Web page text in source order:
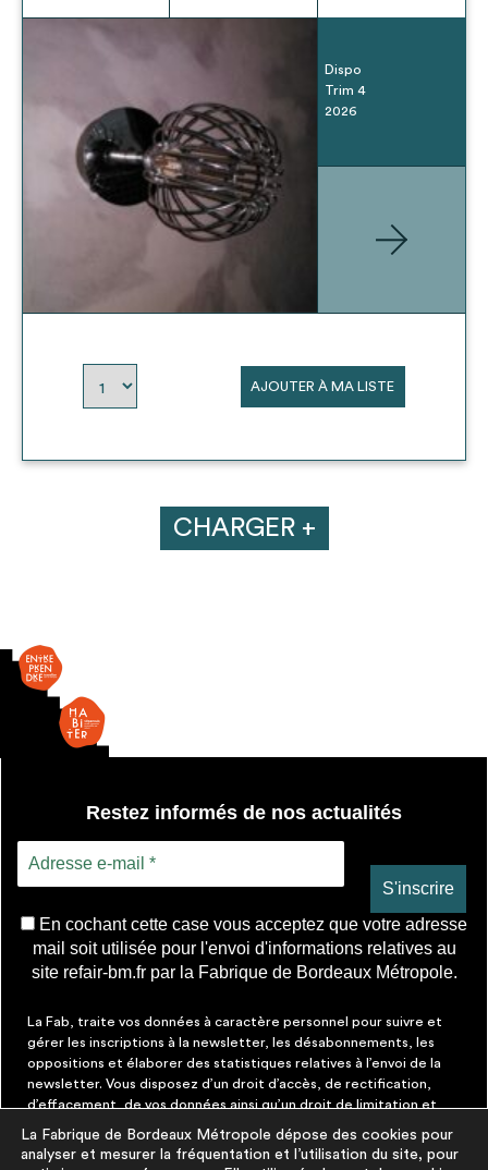
Dispo
Trim 4
2026
AJOUTER À MA LISTE
CHARGER +
Restez informés de nos actualités
En cochant cette case vous acceptez que votre adresse
mail soit utilisée pour l'envoi d'informations relatives au
site refair-bm.fr par la Fabrique de Bordeaux Métropole.
La Fab, traite vos données à caractère personnel pour suivre et
gérer les inscriptions à la newsletter, les désabonnements, les
oppositions et élaborer des statistiques relatives à l’envoi de la
newsletter. Vous disposez d’un droit d’accès, de rectification,
d’effacement, de vos données ainsi qu’un droit de limitation et
moment faire cesser ces communications en cliquant sur le lien de
désinscription figurant dans chaque message. Vous pouvez
La Fabrique de Bordeaux Métropole dépose des cookies pour
analyser et mesurer la fréquentation et l’utilisation du site, pour